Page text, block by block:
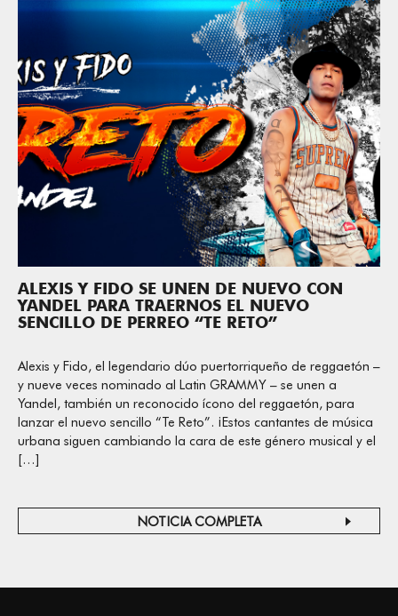
ALEXIS Y FIDO SE UNEN DE NUEVO CON
YANDEL PARA TRAERNOS EL NUEVO
SENCILLO DE PERREO “TE RETO”
Alexis y Fido, el legendario dúo puertorriqueño de reggaetón –
y nueve veces nominado al Latin GRAMMY – se unen a
Yandel, también un reconocido ícono del reggaetón, para
lanzar el nuevo sencillo “Te Reto”. ¡Estos cantantes de música
urbana siguen cambiando la cara de este género musical y el
[…]
NOTICIA COMPLETA